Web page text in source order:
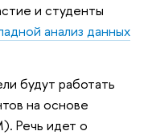
и студенты
анализ данных
будут работать
на основе
Речь идет о